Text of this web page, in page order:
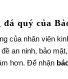
quý của
của nhân viên
an ninh, bảo
hơn. Để nhận